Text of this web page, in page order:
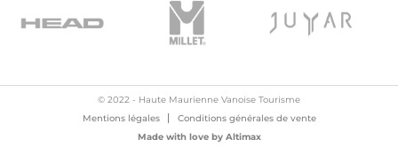
© 2022 - Haute Maurienne Vanoise Tourisme
Mentions légales
Conditions générales de vente
Made with love by Altimax